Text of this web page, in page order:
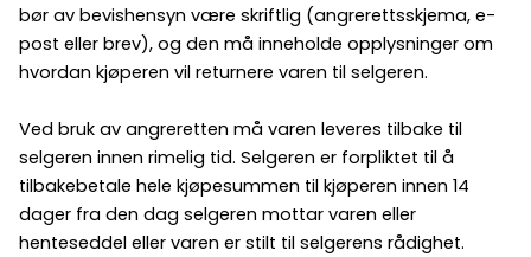
bør av bevishensyn være skriftlig (angrerettsskjema, e-
post eller brev), og den må inneholde opplysninger om
hvordan kjøperen vil returnere varen til selgeren.
Ved bruk av angreretten må varen leveres tilbake til
selgeren innen rimelig tid. Selgeren er forpliktet til å
tilbakebetale hele kjøpesummen til kjøperen innen 14
dager fra den dag selgeren mottar varen eller
henteseddel eller varen er stilt til selgerens rådighet.